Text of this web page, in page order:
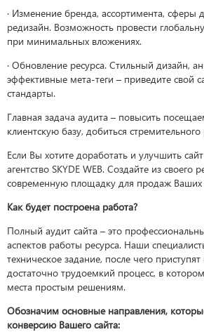
· Изменение бренда, ассортимента, сферы
редизайн. Возможность провести
при минимальных вложениях.
· Обновление ресурса. Стильный дизайн,
эффективные мета-теги – приведите свой
стандарты.
Главная задача аудита – повысить
клиентскую базу, добиться
Если Вы хотите доработать и улучшить
агентство SKYDE WEB. Создайте из
современную площадку для продаж Ваших
Как будет построена работа?
Полный аудит сайта – это
аспектов работы ресурса. Наши
техническое задание, после чего
достаточно трудоемкий процесс, в
места простым решениям.
Обозначим основные направления,
конверсию Вашего сайта: